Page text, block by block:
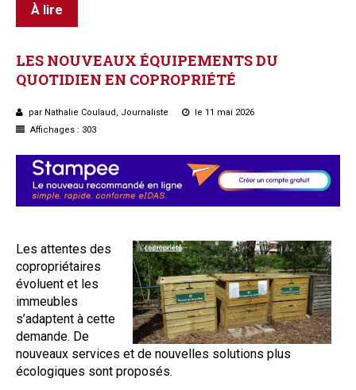
À lire
LES NOUVEAUX ÉQUIPEMENTSDU
QUOTIDIEN EN COPROPRIÉTÉ
par Nathalie Coulaud, Journaliste
le 11 mai 2026
Affichages : 303
Les attentes des
copropriétaires
évoluent et les
immeubles
s’adaptent à cette
demande. De
nouveaux services et de nouvelles solutions plus
écologiques sont proposés.